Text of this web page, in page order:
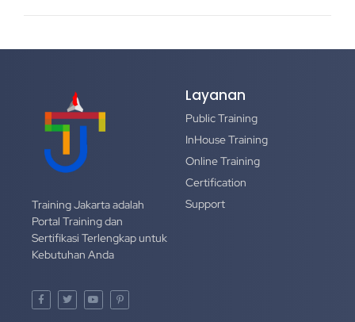
Training Jakarta adalah
Portal Training dan
Sertifikasi Terlengkap untuk
Kebutuhan Anda
Layanan
Public Training
InHouse Training
Online Training
Certification
Support